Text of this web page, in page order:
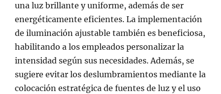
una luz brillante y uniforme, además de ser
energéticamente eficientes. La implementación
de iluminación ajustable también es beneficiosa,
habilitando a los empleados personalizar la
intensidad según sus necesidades. Además, se
sugiere evitar los deslumbramientos mediante la
colocación estratégica de fuentes de luz y el uso